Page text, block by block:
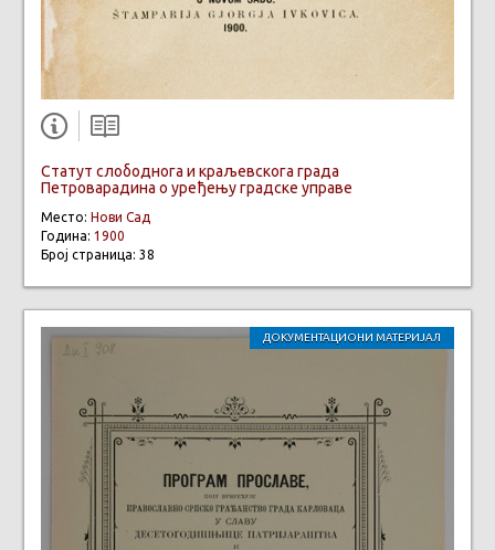
Статут слободнога и краљевскога града
Петроварадина о уређењу градске управе
Место: Нови Сад
Година: 1900
Број страница: 38
ДОКУМЕНТАЦИОНИ МАТЕРИЈАЛ